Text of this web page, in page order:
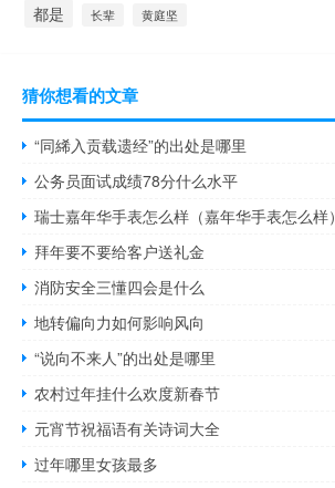
都是 长辈 黄庭坚
猜你想看的文章
“同絺入贡载遗经”的出处是哪里
公务员面试成绩78分什么水平
瑞士嘉年华手表怎么样（嘉年华手表怎么样）
拜年要不要给客户送礼金
消防安全三懂四会是什么
地转偏向力如何影响风向
“说向不来人”的出处是哪里
农村过年挂什么欢度新春节
元宵节祝福语有关诗词大全
过年哪里女孩最多